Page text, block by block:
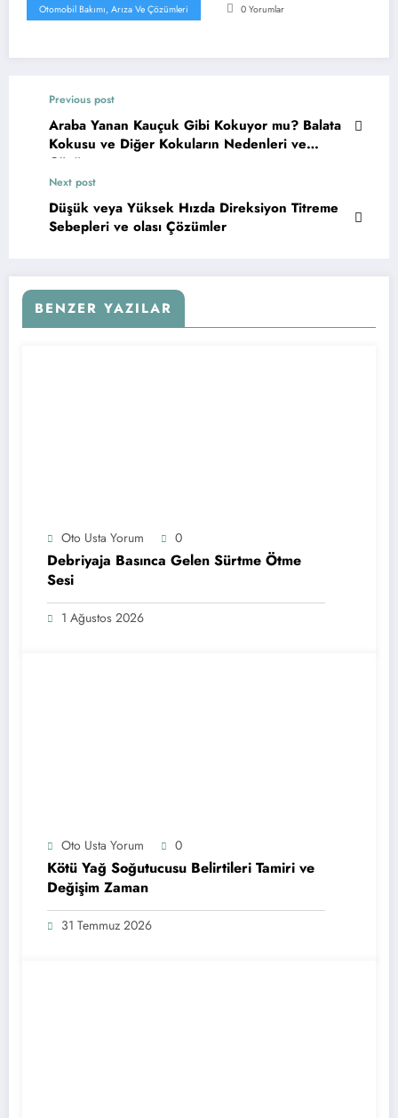
Otomobil Bakımı, Arıza Ve Çözümleri 0 Yorumlar
Previous post
Araba Yanan Kauçuk Gibi Kokuyor mu? Balata
Kokusu ve Diğer Kokuların Nedenleri ve
Çözüm
Next post
Düşük veya Yüksek Hızda Direksiyon Titreme
Sebepleri ve olası Çözümler
BENZER YAZILAR
Oto Usta Yorum 0
Debriyaja Basınca Gelen Sürtme Ötme
Sesi
1 Ağustos 2026
Oto Usta Yorum 0
Kötü Yağ Soğutucusu Belirtileri Tamiri ve
Değişim Zaman
31 Temmuz 2026